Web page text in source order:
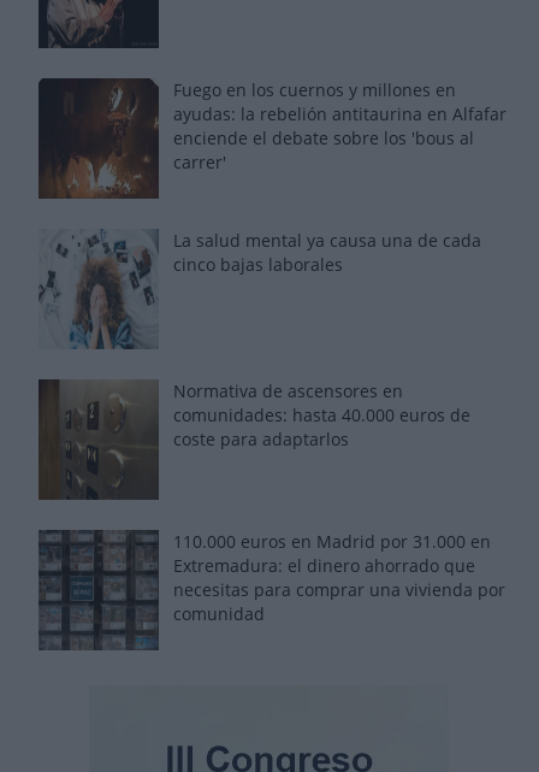
Fuego en los cuernos y millones en
ayudas: la rebelión antitaurina en Alfafar
enciende el debate sobre los 'bous al
carrer'
La salud mental ya causa una de cada
cinco bajas laborales
Normativa de ascensores en
comunidades: hasta 40.000 euros de
coste para adaptarlos
110.000 euros en Madrid por 31.000 en
Extremadura: el dinero ahorrado que
necesitas para comprar una vivienda por
comunidad